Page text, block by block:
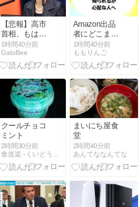
【悲報】高市
首相、もはや
マッサージを
受けただけで
叩かれてしま
1時間40分前
GatsBee
Amazon出品
者にどこまで
個人情報が知
られるか心配
な人へ
1時間40分前
ももりんご
クールチョコ
ミント
2時間30分前
まいにち屋食
堂
2時間40分前
あんてななんてな